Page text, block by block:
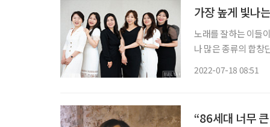
가장 높게 빛나
노래를 잘하는 이들
나 많은 종류의 합창
2022-07-18 08:51
“86세대 너무